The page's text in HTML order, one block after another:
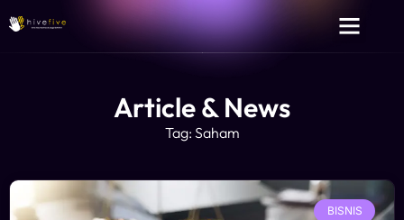
Article & News
Tag: Saham
BISNIS